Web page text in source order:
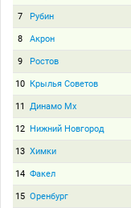
7 Рубин
8 Акрон
9 Ростов
10 Крылья Советов
11 Динамо Мх
12 Нижний Новгород
13 Химки
14 Факел
15 Оренбург